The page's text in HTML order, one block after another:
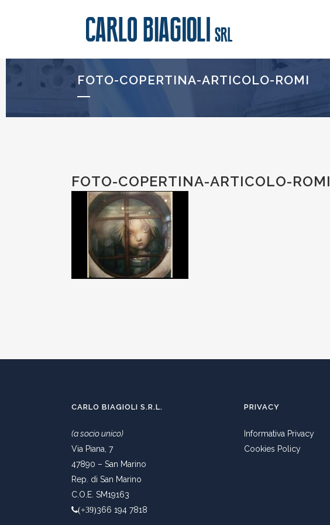
FOTO-COPERTINA-ARTICOLO-ROMI
FOTO-COPERTINA-ARTICOLO-ROMI
CARLO BIAGIOLI S.R.L.
(a socio unico)
Via Piana, 7
47890 – San Marino
Rep. di San Marino
C.O.E. SM19163
(+39)366 194 7818
PRIVACY
Informativa Privacy
Cookies Policy